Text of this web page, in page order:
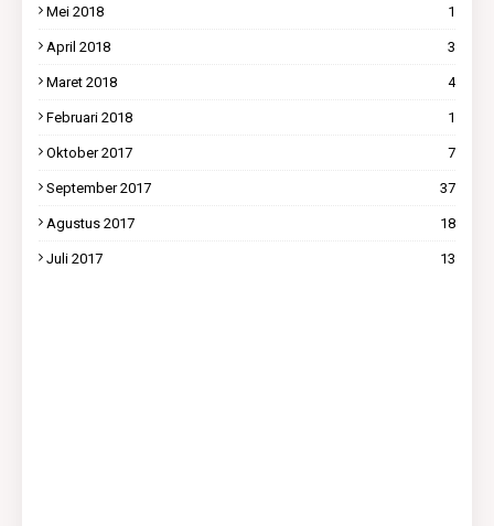
Mei 2018 1
April 2018 3
Maret 2018 4
Februari 2018 1
Oktober 2017 7
September 2017 37
Agustus 2017 18
Juli 2017 13